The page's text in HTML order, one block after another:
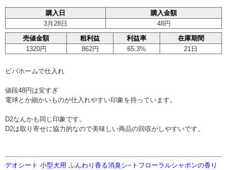
購入日
購入金額
3月28日
48円
売値金額
粗利益 利益率
在庫期間
1320円
862円 65.3% 21日
ビバホームで仕入れ
値段48円は安すぎ
電球とか細かいものが仕入れやすい印象を持っています。
D2なんかも同じ印象です。
D2は取り寄せに協力的なので美味しい商品の回収がしやすいです。
デオシート 小型犬用 ふんわり香る消臭シ−トフローラルシャボンの香り